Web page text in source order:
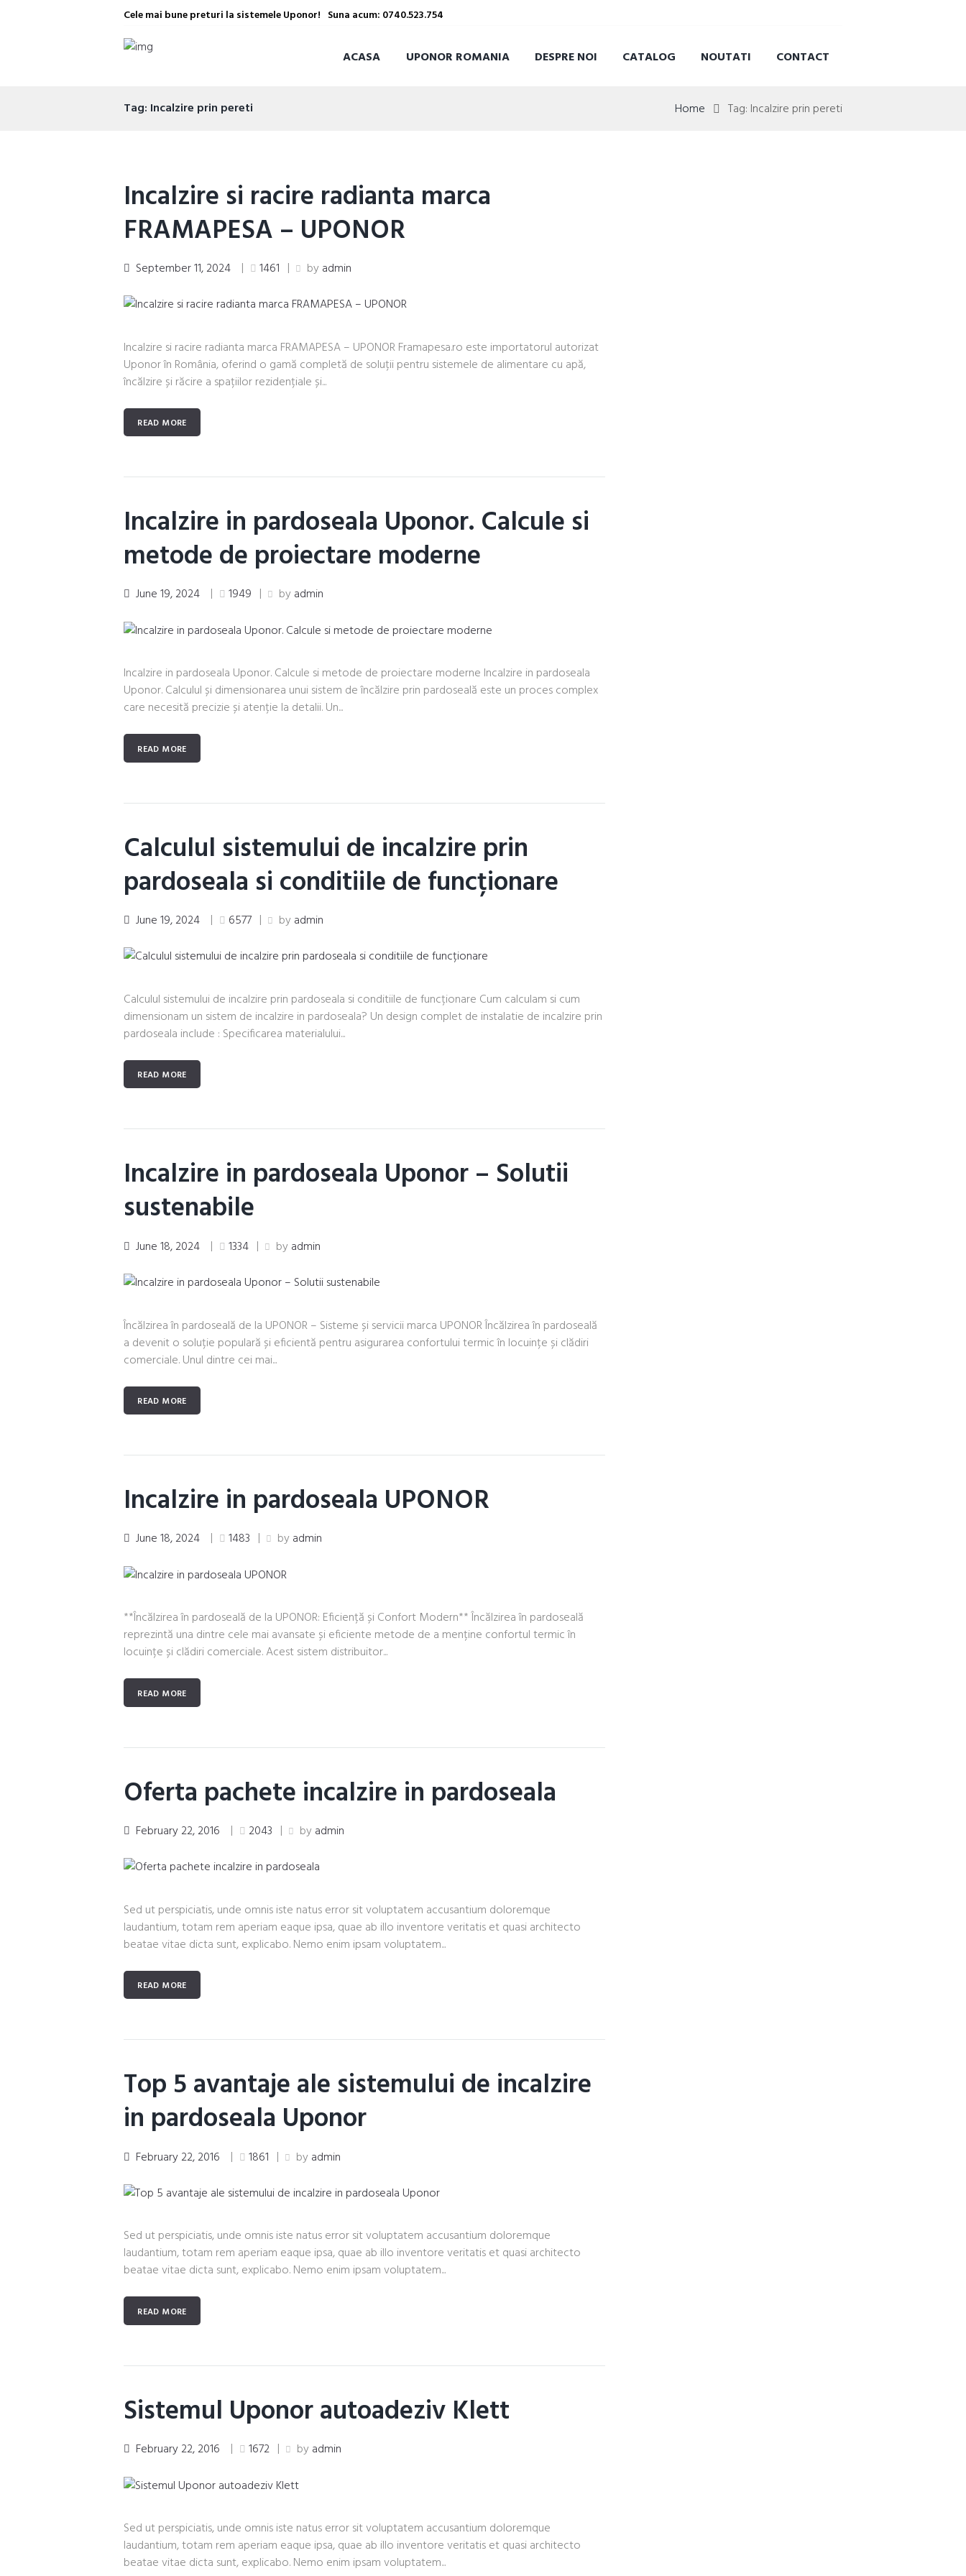
Cele mai bune preturi la sistemele Uponor! Suna acum: 0740.523.754
ACASA UPONOR ROMANIA DESPRE NOI CATALOG NOUTATI CONTACT
Tag: Incalzire prin pereti Home Tag: Incalzire prin pereti
Incalzire si racire radianta marca
FRAMAPESA – UPONOR
September 11, 2024 1461 byadmin
Incalzire si racire radianta marca FRAMAPESA – UPONOR Framapesa.ro este importatorul autorizat
Uponor în România, oferind o gamă completă de soluții pentru sistemele de alimentare cu apă,
încălzire și răcire a spațiilor rezidențiale și...
READ MORE
Incalzire in pardoseala Uponor. Calcule si
metode de proiectare moderne
June 19, 2024 1949 byadmin
Incalzire in pardoseala Uponor. Calcule si metode de proiectare moderne Incalzire in pardoseala
Uponor. Calculul și dimensionarea unui sistem de încălzire prin pardoseală este un proces complex
care necesită precizie și atenție la detalii. Un...
READ MORE
Calculul sistemului de incalzire prin
pardoseala si conditiile de funcționare
June 19, 2024 6577 byadmin
Calculul sistemului de incalzire prin pardoseala si conditiile de funcționare Cum calculam si cum
dimensionam un sistem de incalzire in pardoseala? Un design complet de instalatie de incalzire prin
pardoseala include : Specificarea materialului...
READ MORE
Incalzire in pardoseala Uponor – Solutii
sustenabile
June 18, 2024 1334 byadmin
Încălzirea în pardoseală de la UPONOR – Sisteme și servicii marca UPONOR Încălzirea în pardoseală
a devenit o soluție populară și eficientă pentru asigurarea confortului termic în locuințe și clădiri
comerciale. Unul dintre cei mai...
READ MORE
Incalzire in pardoseala UPONOR
June 18, 2024 1483 byadmin
**Încălzirea în pardoseală de la UPONOR: Eficiență și Confort Modern** Încălzirea în pardoseală
reprezintă una dintre cele mai avansate și eficiente metode de a menține confortul termic în
locuințe și clădiri comerciale. Acest sistem distribuitor...
READ MORE
Oferta pachete incalzire in pardoseala
February 22, 2016 2043 byadmin
Sed ut perspiciatis, unde omnis iste natus error sit voluptatem accusantium doloremque
laudantium, totam rem aperiam eaque ipsa, quae ab illo inventore veritatis et quasi architecto
beatae vitae dicta sunt, explicabo. Nemo enim ipsam voluptatem...
READ MORE
Top 5 avantaje ale sistemului de incalzire
in pardoseala Uponor
February 22, 2016 1861 byadmin
Sed ut perspiciatis, unde omnis iste natus error sit voluptatem accusantium doloremque
laudantium, totam rem aperiam eaque ipsa, quae ab illo inventore veritatis et quasi architecto
beatae vitae dicta sunt, explicabo. Nemo enim ipsam voluptatem...
READ MORE
Sistemul Uponor autoadeziv Klett
February 22, 2016 1672 byadmin
Sed ut perspiciatis, unde omnis iste natus error sit voluptatem accusantium doloremque
laudantium, totam rem aperiam eaque ipsa, quae ab illo inventore veritatis et quasi architecto
beatae vitae dicta sunt, explicabo. Nemo enim ipsam voluptatem...